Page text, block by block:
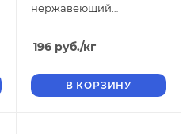
нержавеющий
196 руб./кг
В КОРЗИНУ